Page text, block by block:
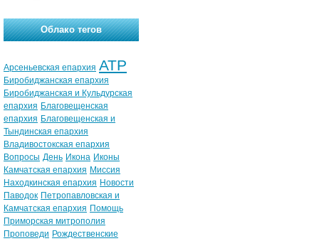
Облако тегов
Арсеньевская епархия АТР
Биробиджанская епархия
Биробиджанская и Кульдурская
епархия Благовещенская
епархия Благовещенская и
Тындинская епархия
Владивостокская епархия
Вопросы День Икона Иконы
Камчатская епархия Миссия
Находкинская епархия Новости
Паводок Петропавловская и
Камчатская епархия Помощь
Приморская митрополия
Проповеди Рождественские